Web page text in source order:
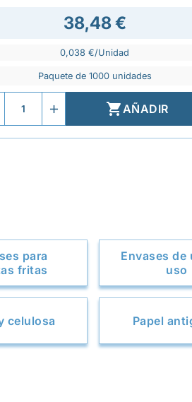
38,48 €
0,038 €/Unidad
Paquete de 1000 unidades
AÑADIR
para
fritas
Envases de
uso
celulosa Papel